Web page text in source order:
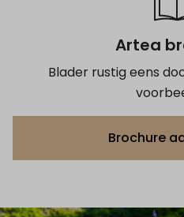
Artea
Blader rustig eens
Brochure